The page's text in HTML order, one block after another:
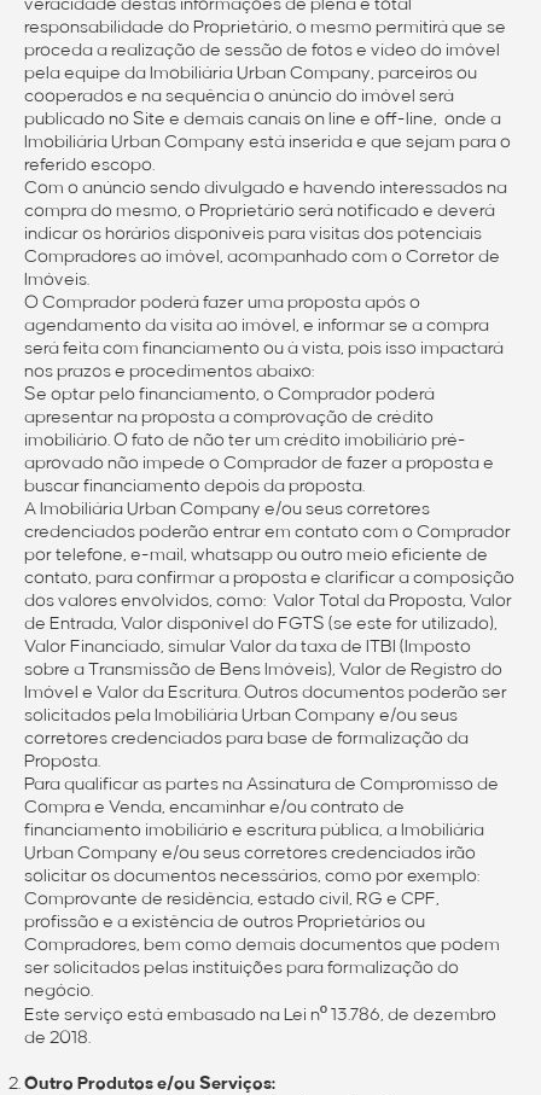
veracidade destas informações de plena e total
responsabilidade do Proprietário, o mesmo permitirá que se
proceda a realização de sessão de fotos e vídeo do imóvel
pela equipe da Imobiliária Urban Company, parceiros ou
cooperados e na sequência o anúncio do imóvel será
publicado no Site e demais canais on line e off-line, onde a
Imobiliária Urban Company está inserida e que sejam para o
referido escopo.
Com o anúncio sendo divulgado e havendo interessados na
compra do mesmo, o Proprietário será notificado e deverá
indicar os horários disponíveis para visitas dos potenciais
Compradores ao imóvel, acompanhado com o Corretor de
Imóveis.
O Comprador poderá fazer uma proposta após o
agendamento da visita ao imóvel, e informar se a compra
será feita com financiamento ou à vista, pois isso impactará
nos prazos e procedimentos abaixo:
Se optar pelo financiamento, o Comprador poderá
apresentar na proposta a comprovação de crédito
imobiliário. O fato de não ter um crédito imobiliário pré-
aprovado não impede o Comprador de fazer a proposta e
buscar financiamento depois da proposta.
A Imobiliária Urban Company e/ou seus corretores
credenciados poderão entrar em contato com o Comprador
por telefone, e-mail, whatsapp ou outro meio eficiente de
contato, para confirmar a proposta e clarificar a composição
dos valores envolvidos, como: Valor Total da Proposta, Valor
de Entrada, Valor disponível do FGTS (se este for utilizado),
Valor Financiado, simular Valor da taxa de ITBI (Imposto
sobre a Transmissão de Bens Imóveis), Valor de Registro do
Imóvel e Valor da Escritura. Outros documentos poderão ser
solicitados pela Imobiliária Urban Company e/ou seus
corretores credenciados para base de formalização da
Proposta.
Para qualificar as partes na Assinatura de Compromisso de
Compra e Venda, encaminhar e/ou contrato de
financiamento imobiliário e escritura pública, a Imobiliária
Urban Company e/ou seus corretores credenciados irão
solicitar os documentos necessários, como por exemplo:
Comprovante de residência, estado civil, RG e CPF,
profissão e a existência de outros Proprietários ou
Compradores, bem como demais documentos que podem
ser solicitados pelas instituições para formalização do
negócio.
Este serviço está embasado na Lei nº 13.786, de dezembro
de 2018.
Outro Produtos e/ou Serviços: